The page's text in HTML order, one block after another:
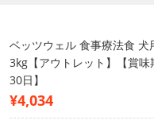
ベッツウェル 食事療法食 犬
3kg【アウトレット】【賞味
30日】
¥4,034